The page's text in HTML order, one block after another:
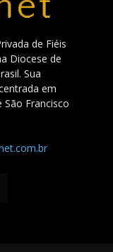
de Fiéis
Diocese de
Sua
em
São Francisco